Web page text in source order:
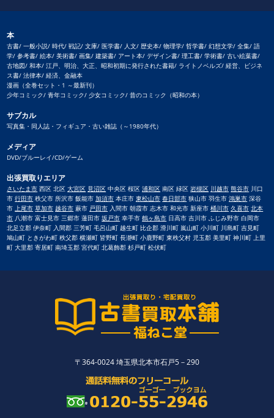
本
古書/ 一般小説/ 時代/ 戦記/ 文庫/ 医学書/ 人文/ 歴史本/ 物理学/ 哲学書/ 幻想文学/ 全集/ 語
学/ 参考書/ 絵本/ 美術書/ 画集/ 建築書/ アート本/ デザイン書/ 理工書/ 学術書/ 古い絵葉書/
古地図/ 和本/ 江戸、明治、大正、昭和初期に発行された書籍/ ライトノベルズ/ 経営、ビジネ
ス書/ 法律本/ 経済、金融本
漫画（全巻セット・1 ～最新刊）
少年コミック/ 青年コミック/ 少女コミック/ 昔のコミック（昭和の本）
サブカル
写真集・同人誌・フィギュア・古い雑誌（～1980年代）
メディア
DVD/ブルーレイ/CD/ゲーム
出張買取りエリア
さいたま市 西区 北区大宮区 見沼区 中央区 桜区浦和区 南区 緑区岩槻区 川越市 熊谷市 川口
市行田市 秩父市 所沢市 飯能市加須市 本庄市東松山市 春日部市 狭山市 羽生市鴻巣市 深谷
市上尾市 草加市 越谷市 蕨市 戸田市 入間市 朝霞市 志木市 和光市 新座市桶川市 久喜市 北本
市 八潮市 富士見市 三郷市 蓮田市坂戸市 幸手市鶴ヶ島市 日高市 吉川市 ふじみ野市 白岡市
北足立郡 伊奈町 入間郡 三芳町 毛呂山町 越生町 比企郡 滑川町 嵐山町 小川町 川島町 吉見町
鳩山町 ときがわ町 秩父郡 横瀬町 皆野町 長瀞町 小鹿野町 東秩父村 児玉郡 美里町 神川町 上里
町 大里郡 寄居町 南埼玉郡 宮代町 北葛飾郡 杉戸町 松伏町
〒364-0024 埼玉県北本市石戸5－290